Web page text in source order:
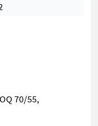
70/55,